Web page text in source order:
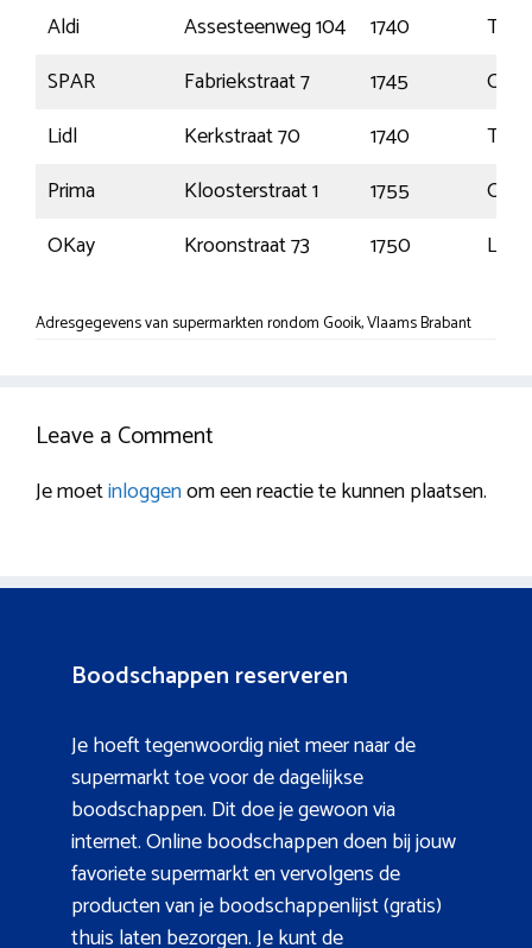
Aldi
Assesteenweg 104 1740
SPAR
Fabriekstraat 7 1745
Lidl
Kerkstraat 70 1740
Prima
Kloosterstraat 1 1755
OKay
Kroonstraat 73 1750
Adresgegevens van supermarkten rondom Gooik, Vlaams Brabant
Leave a Comment
Je moetinloggenom een reactie te kunnen plaatsen.
Boodschappen reserveren
Je hoeft tegenwoordig niet meer naar de
supermarkt toe voor de dagelijkse
boodschappen. Dit doe je gewoon via
internet. Online boodschappen doen bij jouw
favoriete supermarkt en vervolgens de
producten van je boodschappenlijst (gratis)
thuis laten bezorgen. Je kunt de